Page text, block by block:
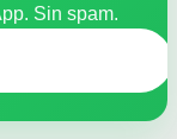
Sin spam.